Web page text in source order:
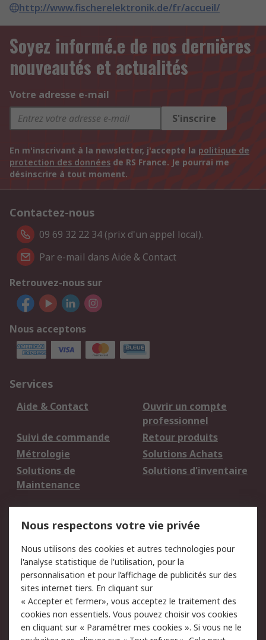
http://www.fischerelektronik.de/fr/accueil/
Soyez informé.e de nos dernières
nouveautés et actualités
Votre adresse e-mail
S'inscrire
En m'inscrivant à la newsletter, j'accepte la politique de
protection des données de RS France. Je pourrai me
désinscrire à tout moment.
Contactez-nous
09 69 32 22 34 (prix d'un appel local).
Par e-mail dans Aide & Contact
Retrouvez-nous sur
Nous acceptons
Services
Aide & Contact
Ouvrir un compte
professionnel
Suivi de commande
Retour produits
Métrologie
Solutions Achats
Solutions de
Maintenance
Solutions d'inventaire
du site
Politique de protection
des données - Mise à
jour
Sécurité des E-mails
Conditions générales
de vente
Politique anti-
corruption
Nous respectons votre vie privée
Nous utilisons des cookies et autres technologies pour
l'analyse statistique de l'utilisation, pour la
personnalisation et pour l’affichage de publicités sur des
sites internet tiers. En cliquant sur
« Accepter et fermer», vous acceptez le traitement des
cookies non essentiels. Vous pouvez choisir vos cookies
en cliquant sur « Paramétrer mes cookies ». Si vous ne le